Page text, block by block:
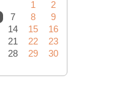
1
2
7 8
9
14 15
16
21 22
23
28 29
30